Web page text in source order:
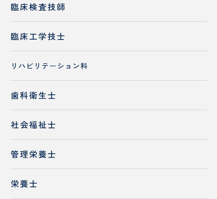
臨床検査技師
臨床工学技士
リハビリテーション科
歯科衛生士
社会福祉士
管理栄養士
栄養士